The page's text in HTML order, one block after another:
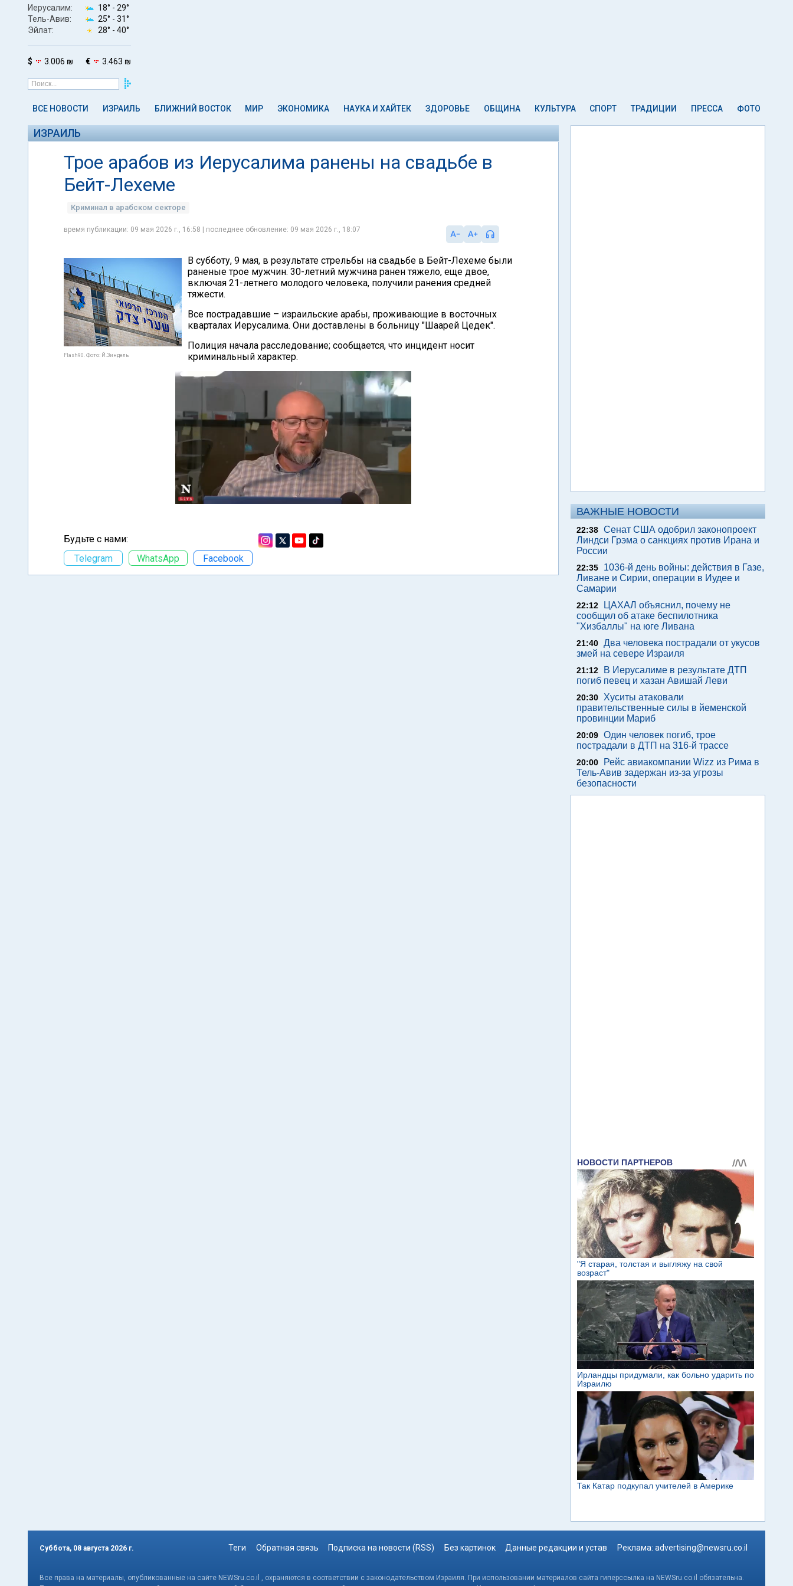
Иерусалим: 18° - 29°
Тель-Авив:
25° - 31°
Эйлат:
28° - 40°
$ 3.006 ₪ € 3.463 ₪
ВСЕ НОВОСТИ ИЗРАИЛЬ БЛИЖНИЙ ВОСТОК МИР ЭКОНОМИКА НАУКА И ХАЙТЕК ЗДОРОВЬЕ ОБЩИНА КУЛЬТУРА СПОРТ ТРАДИЦИИ ПРЕССА ФОТО
ИЗРАИЛЬ
Трое арабов из Иерусалима ранены на свадьбе в
Бейт-Лехеме
Криминал в арабском секторе
время публикации: 09 мая 2026 г., 16:58 | последнее обновление: 09 мая 2026 г., 18:07
Flash90. Фото: Й.Зиндель
В субботу, 9 мая, в результате стрельбы на свадьбе в Бейт-Лехеме были
раненые трое мужчин. 30-летний мужчина ранен тяжело, еще двое,
включая 21-летнего молодого человека, получили ранения средней
тяжести.
Все пострадавшие – израильские арабы, проживающие в восточных
кварталах Иерусалима. Они доставлены в больницу "Шаарей Цедек".
Полиция начала расследование; сообщается, что инцидент носит
криминальный характер.
Будьте с нами:
Telegram
WhatsApp Facebook
ВАЖНЫЕ НОВОСТИ
22:38 Сенат США одобрил законопроект
Линдси Грэма о санкциях против Ирана и
России
22:35
1036-й день войны: действия в Газе,
Ливане и Сирии, операции в Иудее и
Самарии
22:12
ЦАХАЛ объяснил, почему не
сообщил об атаке беспилотника
"Хизбаллы" на юге Ливана
21:40 Два человека пострадали от укусов
змей на севере Израиля
21:12
В Иерусалиме в результате ДТП
погиб певец и хазан Авишай Леви
20:30
Хуситы атаковали
правительственные силы в йеменской
провинции Мариб
20:09 Один человек погиб, трое
пострадали в ДТП на 316-й трассе
20:00
Рейс авиакомпании Wizz из Рима в
Тель-Авив задержан из-за угрозы
безопасности
Суббота, 08 августа 2026 г. Теги Обратная связь Подписка на новости (RSS) Без картинок Данные редакции и устав Реклама: advertising@newsru.co.il
Все права на материалы, опубликованные на сайте NEWSru.co.il , охраняются в соответствии с законодательством Израиля. При использовании материалов сайта гиперссылка на NEWSru.co.il обязательна.